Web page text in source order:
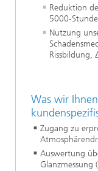
Reduktion
Nutzung
Rissbildung,
Was wir
Zugang zu
Auswertung
Glanzmessung